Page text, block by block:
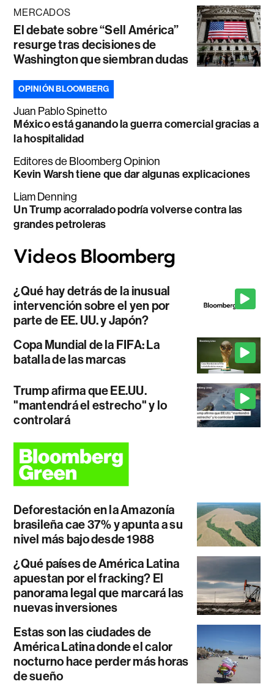
MERCADOS
El debate sobre “Sell América”
resurge tras decisiones de
Washington que siembran dudas
OPINIÓN BLOOMBERG
Juan Pablo Spinetto
México está ganando la guerra comercial gracias a
la hospitalidad
Editores de Bloomberg Opinion
Kevin Warsh tiene que dar algunas explicaciones
Liam Denning
Un Trump acorralado podría volverse contra las
grandes petroleras
¿Qué hay detrás de la inusual
intervención sobre el yen por
parte de EE. UU. y Japón?
Copa Mundial de la FIFA: La
batalla de las marcas
Trump afirma que EE.UU.
"mantendrá el estrecho" y lo
controlará
Deforestación en la Amazonía
brasileña cae 37% y apunta a su
nivel más bajo desde 1988
¿Qué países de América Latina
apuestan por el fracking? El
panorama legal que marcará las
nuevas inversiones
Estas son las ciudades de
América Latina donde el calor
nocturno hace perder más horas
de sueño